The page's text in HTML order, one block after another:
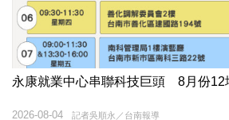
永康就業中心串聯科技巨頭 8月份12
記者吳順永／台南報導
2026-08-04